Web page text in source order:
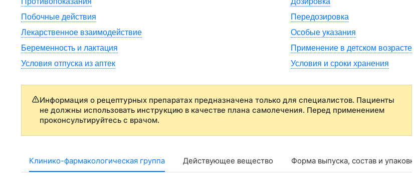
Побочные действия
Передозировка
Лекарственное взаимодействие
Особые указания
Беременность и лактация
Применение в детском возрасте
Условия отпуска из аптек
Условия и сроки хранения
Информация о рецептурных препаратах предназначена только для специалистов. Пациенты
не должны использовать инструкцию в качестве плана самолечения. Перед применением
проконсультируйтесь с врачом.
Клинико-фармакологическая группа Действующее вещество Форма выпуска, состав и упаковка